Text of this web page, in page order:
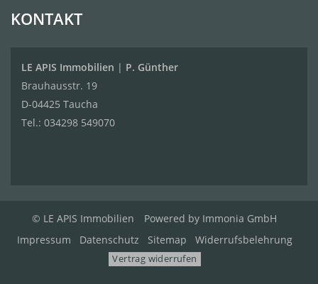
KONTAKT
LE APIS Immobilien | P. Günther
Brauhausstr. 19
D-04425 Taucha
Tel.: 034298 549070
© LE APIS Immobilien Powered by Immonia GmbH
Impressum
Datenschutz Sitemap Widerrufsbelehrung
Vertrag widerrufen